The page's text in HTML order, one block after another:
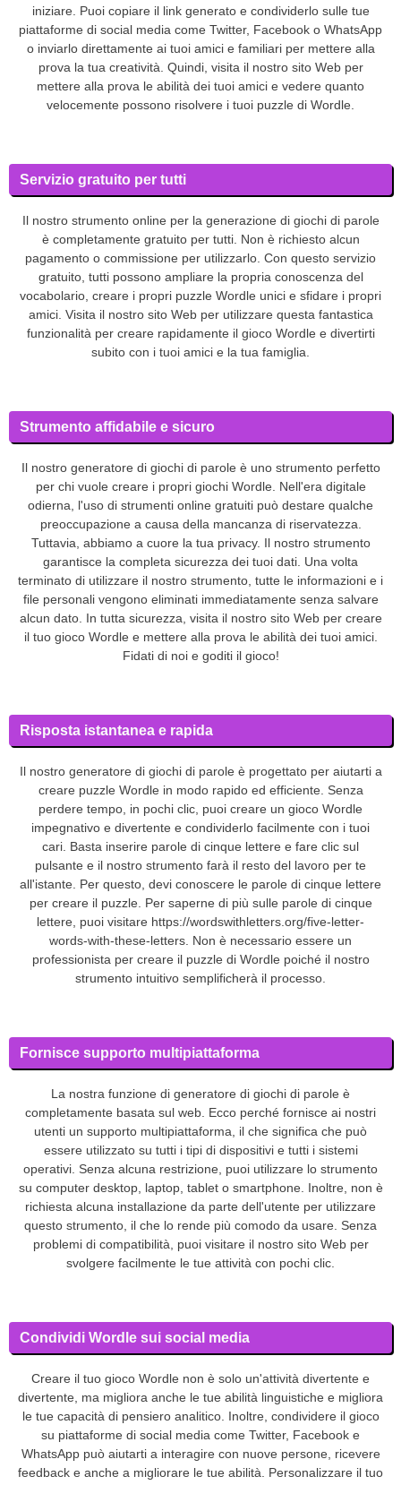
iniziare. Puoi copiare il link generato e condividerlo sulle tue
piattaforme di social media come Twitter, Facebook o WhatsApp
o inviarlo direttamente ai tuoi amici e familiari per mettere alla
prova la tua creatività. Quindi, visita il nostro sito Web per
mettere alla prova le abilità dei tuoi amici e vedere quanto
velocemente possono risolvere i tuoi puzzle di Wordle.
Servizio gratuito per tutti
Il nostro strumento online per la generazione di giochi di parole
è completamente gratuito per tutti. Non è richiesto alcun
pagamento o commissione per utilizzarlo. Con questo servizio
gratuito, tutti possono ampliare la propria conoscenza del
vocabolario, creare i propri puzzle Wordle unici e sfidare i propri
amici. Visita il nostro sito Web per utilizzare questa fantastica
funzionalità per creare rapidamente il gioco Wordle e divertirti
subito con i tuoi amici e la tua famiglia.
Strumento affidabile e sicuro
Il nostro generatore di giochi di parole è uno strumento perfetto
per chi vuole creare i propri giochi Wordle. Nell'era digitale
odierna, l'uso di strumenti online gratuiti può destare qualche
preoccupazione a causa della mancanza di riservatezza.
Tuttavia, abbiamo a cuore la tua privacy. Il nostro strumento
garantisce la completa sicurezza dei tuoi dati. Una volta
terminato di utilizzare il nostro strumento, tutte le informazioni e i
file personali vengono eliminati immediatamente senza salvare
alcun dato. In tutta sicurezza, visita il nostro sito Web per creare
il tuo gioco Wordle e mettere alla prova le abilità dei tuoi amici.
Fidati di noi e goditi il gioco!
Risposta istantanea e rapida
Il nostro generatore di giochi di parole è progettato per aiutarti a
creare puzzle Wordle in modo rapido ed efficiente. Senza
perdere tempo, in pochi clic, puoi creare un gioco Wordle
impegnativo e divertente e condividerlo facilmente con i tuoi
cari. Basta inserire parole di cinque lettere e fare clic sul
pulsante e il nostro strumento farà il resto del lavoro per te
all'istante. Per questo, devi conoscere le parole di cinque lettere
per creare il puzzle. Per saperne di più sulle parole di cinque
lettere, puoi visitare https://wordswithletters.org/five-letter-
words-with-these-letters. Non è necessario essere un
professionista per creare il puzzle di Wordle poiché il nostro
strumento intuitivo semplificherà il processo.
Fornisce supporto multipiattaforma
La nostra funzione di generatore di giochi di parole è
completamente basata sul web. Ecco perché fornisce ai nostri
utenti un supporto multipiattaforma, il che significa che può
essere utilizzato su tutti i tipi di dispositivi e tutti i sistemi
operativi. Senza alcuna restrizione, puoi utilizzare lo strumento
su computer desktop, laptop, tablet o smartphone. Inoltre, non è
richiesta alcuna installazione da parte dell'utente per utilizzare
questo strumento, il che lo rende più comodo da usare. Senza
problemi di compatibilità, puoi visitare il nostro sito Web per
svolgere facilmente le tue attività con pochi clic.
Condividi Wordle sui social media
Creare il tuo gioco Wordle non è solo un'attività divertente e
divertente, ma migliora anche le tue abilità linguistiche e migliora
le tue capacità di pensiero analitico. Inoltre, condividere il gioco
su piattaforme di social media come Twitter, Facebook e
WhatsApp può aiutarti a interagire con nuove persone, ricevere
feedback e anche a migliorare le tue abilità. Personalizzare il tuo